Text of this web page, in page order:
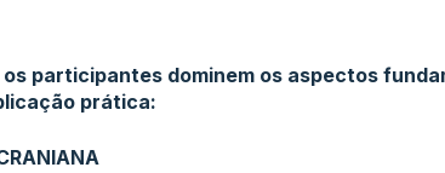
participantes dominem os aspectos
prática: